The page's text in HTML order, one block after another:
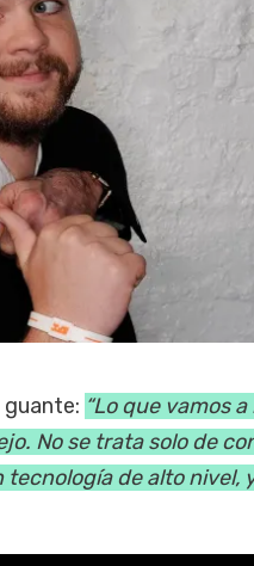
“Lo que vamos
No se trata solo de
de alto nivel,